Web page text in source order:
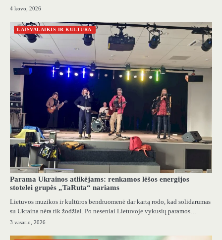
4 kovo, 2026
LAISVALAIKIS IR KULTŪRA
Parama Ukrainos atlikėjams: renkamos lėšos energijos
stotelei grupės „TaRuta“ nariams
Lietuvos muzikos ir kultūros bendruomenė dar kartą rodo, kad solidarumas
su Ukraina nėra tik žodžiai. Po neseniai Lietuvoje vykusių paramos…
3 vasario, 2026